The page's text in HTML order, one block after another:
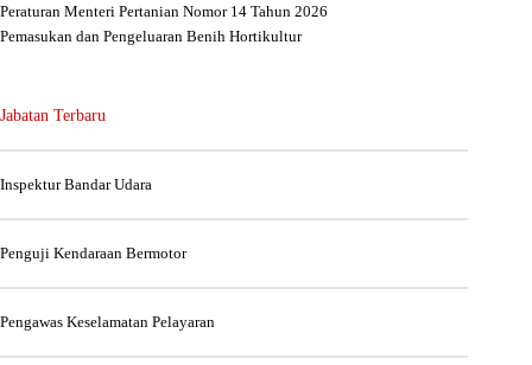
Peraturan Menteri Pertanian Nomor 14 Tahun 2026
Pemasukan dan Pengeluaran Benih Hortikultur
Jabatan Terbaru
Inspektur Bandar Udara
Penguji Kendaraan Bermotor
Pengawas Keselamatan Pelayaran